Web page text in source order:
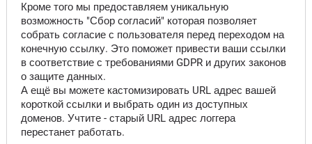
Кроме того мы предоставляем уникальную
возможность "Сбор согласий" которая позволяет
собрать согласие с пользователя перед переходом на
конечную ссылку. Это поможет привести ваши ссылки
в соответствие с требованиями GDPR и других законов
о защите данных.
А ещё вы можете кастомизировать URL адрес вашей
короткой ссылки и выбрать один из доступных
доменов. Учтите - старый URL адрес логгера
перестанет работать.